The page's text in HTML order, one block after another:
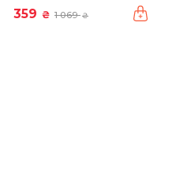
359 ₴ 1 069₴